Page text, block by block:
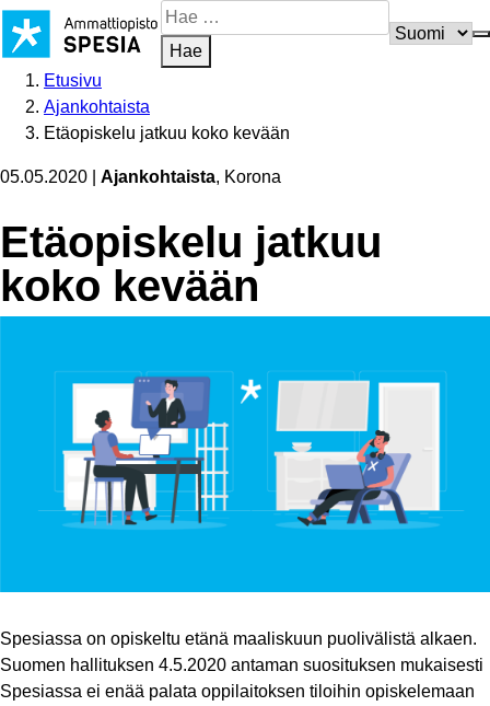
Siirry
sisältöön
Hae
sivustosta
Hae
Etusivu
Ajankohtaista
Etäopiskelu jatkuu koko kevään
05.05.2020 Ajankohtaista, Korona
Etäopiskelu jatkuu
koko kevään
​Spesiassa on opiskeltu etänä maaliskuun puolivälistä alkaen.
Suomen hallituksen 4.5.2020 antaman suosituksen mukaisesti
Spesiassa ei enää palata oppilaitoksen tiloihin opiskelemaan